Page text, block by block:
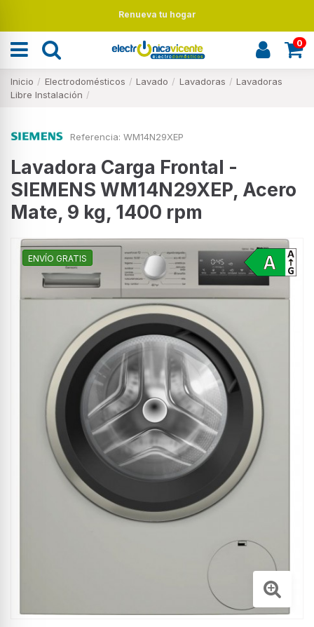
Renueva tu hogar
0
Inicio Electrodomésticos Lavado Lavadoras
Lavadoras
Libre Instalación
Referencia: WM14N29XEP
Lavadora Carga Frontal -
SIEMENS WM14N29XEP, Acero
Mate, 9 kg, 1400 rpm
ENVÍO GRATIS